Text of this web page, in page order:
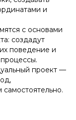
и
с основами
создадут
поведение и
проект —